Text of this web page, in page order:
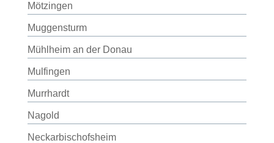
Mötzingen
Muggensturm
Mühlheim an der Donau
Mulfingen
Murrhardt
Nagold
Neckarbischofsheim